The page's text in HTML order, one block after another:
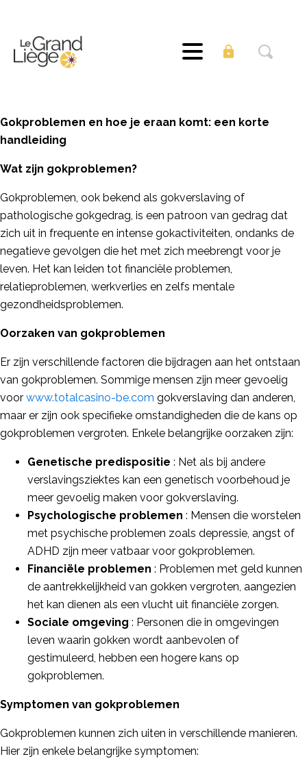
Gokproblemen en hoe je eraan komt: een korte
handleiding
Wat zijn gokproblemen?
Gokproblemen, ook bekend als gokverslaving of
pathologische gokgedrag, is een patroon van gedrag dat
zich uit in frequente en intense gokactiviteiten, ondanks de
negatieve gevolgen die het met zich meebrengt voor je
leven. Het kan leiden tot financiële problemen,
relatieproblemen, werkverlies en zelfs mentale
gezondheidsproblemen.
Oorzaken van gokproblemen
Er zijn verschillende factoren die bijdragen aan het ontstaan
van gokproblemen. Sommige mensen zijn meer gevoelig
voor www.totalcasino-be.com gokverslaving dan anderen,
maar er zijn ook specifieke omstandigheden die de kans op
gokproblemen vergroten. Enkele belangrijke oorzaken zijn:
Genetische predispositie : Net als bij andere
verslavingsziektes kan een genetisch voorbehoud je
meer gevoelig maken voor gokverslaving.
Psychologische problemen : Mensen die worstelen
met psychische problemen zoals depressie, angst of
ADHD zijn meer vatbaar voor gokproblemen.
Financiële problemen : Problemen met geld kunnen
de aantrekkelijkheid van gokken vergroten, aangezien
het kan dienen als een vlucht uit financiële zorgen.
Sociale omgeving : Personen die in omgevingen
leven waarin gokken wordt aanbevolen of
gestimuleerd, hebben een hogere kans op
gokproblemen.
Symptomen van gokproblemen
Gokproblemen kunnen zich uiten in verschillende manieren.
Hier zijn enkele belangrijke symptomen: